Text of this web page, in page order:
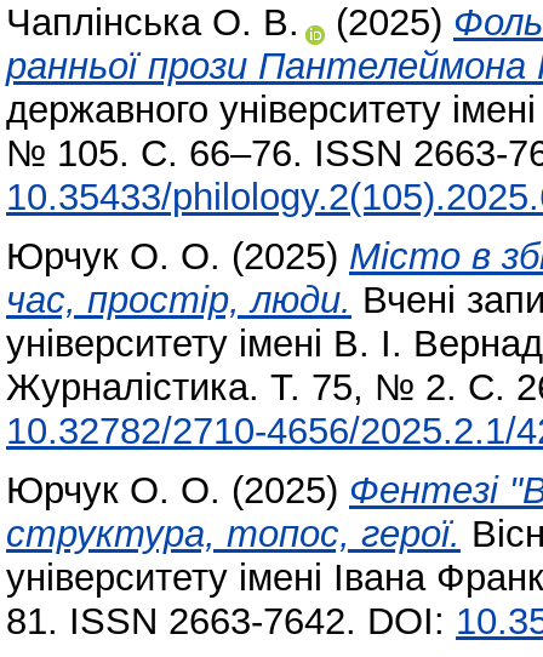
Чаплінська О. В.
(2025)
ранньої прози Пантелеймона
державного університету
№ 105. С. 66–76. ISSN 2663-
10.35433/
Юрчук О. О. (2025) Місто в
час, простір, люди. Вчені
університету імені В. І.
Журналістика. Т. 75, № 2. С.
10.32782/2710-4656/2025.2.1/
Юрчук О. О. (2025) Фентезі
структура, топос, герої.
університету імені Івана
81. ISSN 2663-7642. DOI: